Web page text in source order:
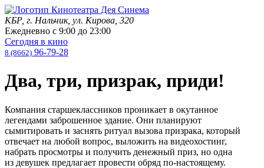
КБР, г. Нальчик, ул. Кирова, 320
Ежедневно с 9:00 до 23:00
Сегодня в кино
8 (8662) 96-79-28
Два, три, призрак, приди!
Компания старшеклассников проникает в окутанное
легендами заброшенное здание. Они планируют
сымитировать и заснять ритуал вызова призрака, который
отвечает на любой вопрос, выложить на видеохостинг,
набрать просмотры и получить денежный приз, но одна
из девушек предлагает провести обряд по-настоящему.